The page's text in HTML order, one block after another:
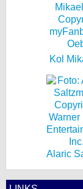
Kol
Alaric